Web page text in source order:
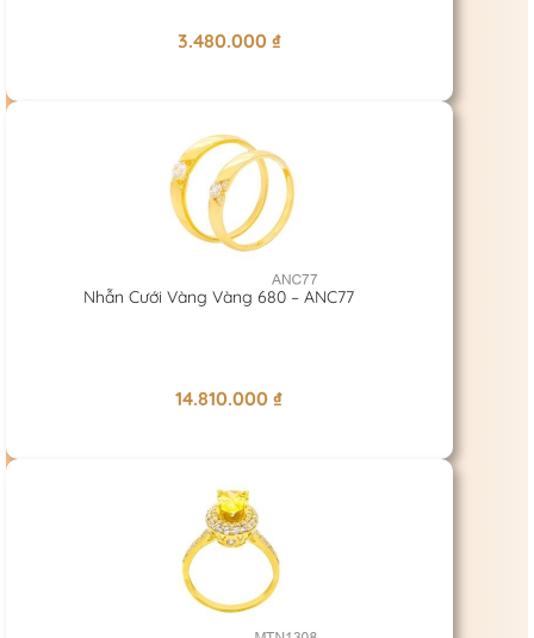
3.480.000 ₫
Nhẫn Cưới Vàng Vàng 680 – ANC77
14.810.000₫